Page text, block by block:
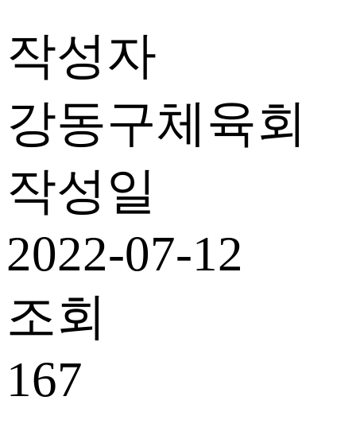
작성자
강동구체육회
작성일
2022-07-12
조회
167